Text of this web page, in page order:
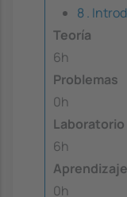
8 .
Teoría
6h
Problemas
0h
Laboratorio
6h
0h